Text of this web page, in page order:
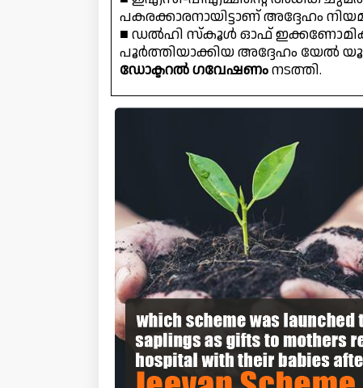
പകരക്കാരനായിട്ടാണ് അദ്ദേഹം
■ ഡൽഹി സ്കൂൾ ഓഫ്
പൂർത്തിയാക്കിയ അദ്ദേഹം യേൽ
ഡോക്ടറൽ ഗവേഷണംനടത്തി.